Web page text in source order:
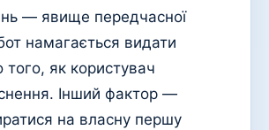
— явище передчасної
намагається видати
як користувач
Інший фактор —
на власну першу